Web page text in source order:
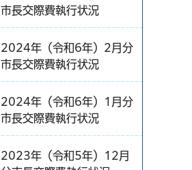
市長交際費執行状況
2024年（令和6年）2月分
市長交際費執行状況
2024年（令和6年）1月分
市長交際費執行状況
2023年（令和5年）12月